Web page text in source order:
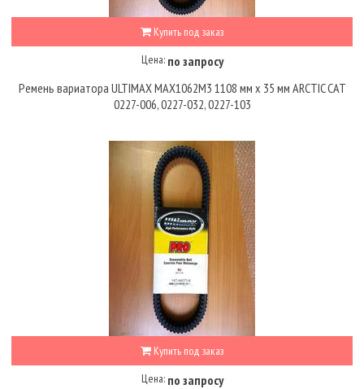
Купить под заказ
Цена: по запросу
Ремень вариатора ULTIMAX MAX1062M3 1108 мм х 35 мм ARCTIC CAT
0227-006, 0227-032, 0227-103
Купить под заказ
Цена: по запросу